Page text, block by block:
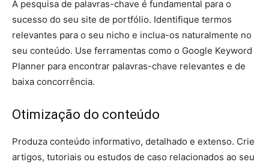
A pesquisa de palavras-chave é fundamental para o
sucesso do seu site de portfólio. Identifique termos
relevantes para o seu nicho e inclua-os naturalmente no
seu conteúdo. Use ferramentas como o Google Keyword
Planner para encontrar palavras-chave relevantes e de
baixa concorrência.
Otimização do conteúdo
Produza conteúdo informativo, detalhado e extenso. Crie
artigos, tutoriais ou estudos de caso relacionados ao seu